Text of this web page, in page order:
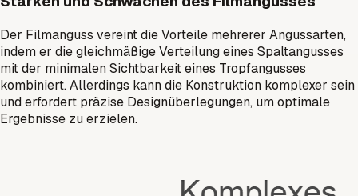
Der Filmanguss vereint die Vorteile mehrerer Angussarten,
indem er die gleichmäßige Verteilung eines Spaltangusses
mit der minimalen Sichtbarkeit eines Tropfangusses
kombiniert. Allerdings kann die Konstruktion komplexer sein
und erfordert präzise Designüberlegungen, um optimale
Ergebnisse zu erzielen.